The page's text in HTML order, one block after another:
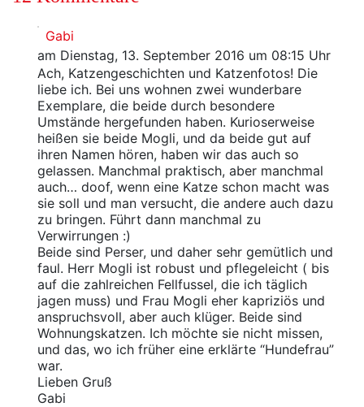
Gabi
am Dienstag, 13. September 2016 um 08:15 Uhr
Ach, Katzengeschichten und Katzenfotos! Die
liebe ich. Bei uns wohnen zwei wunderbare
Exemplare, die beide durch besondere
Umstände hergefunden haben. Kurioserweise
heißen sie beide Mogli, und da beide gut auf
ihren Namen hören, haben wir das auch so
gelassen. Manchmal praktisch, aber manchmal
auch… doof, wenn eine Katze schon macht was
sie soll und man versucht, die andere auch dazu
zu bringen. Führt dann manchmal zu
Verwirrungen :)
Beide sind Perser, und daher sehr gemütlich und
faul. Herr Mogli ist robust und pflegeleicht ( bis
auf die zahlreichen Fellfussel, die ich täglich
jagen muss) und Frau Mogli eher kapriziös und
anspruchsvoll, aber auch klüger. Beide sind
Wohnungskatzen. Ich möchte sie nicht missen,
und das, wo ich früher eine erklärte “Hundefrau”
war.
Lieben Gruß
Gabi